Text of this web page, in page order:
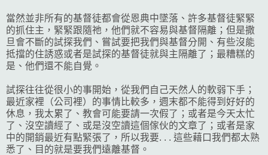
當然並非所有的基督徒都會從恩典中墜落、許多基督徒緊緊
的抓住主，緊緊跟隨祂，他們就不容易與基督隔離；但是撒
旦會不斷的試探我們、嘗試要把我們與基督分開、有些沒能
抵擋的住誘惑或者是試探的基督徒就與主隔離了；最糟糕的
是、他們還不能自覺。
試探往往從很小的事開始，從我們自己天然人的軟弱下手；
最近家裡（公司裡）的事情比較多，週末都不能得到好好的
休息，我太累了、教會可能要請一次假了；或者是今天太忙
了、沒空讀經了、或是沒空讀這個傢伙的文章了；或者是家
中的開銷最近有點緊張了，所以我要. . . 這些藉口我們都太熟
悉了、目的就是要我們遠離基督。